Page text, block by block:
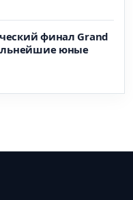
финал Grand
юные